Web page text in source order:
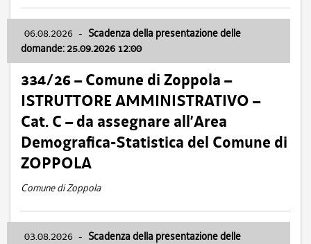
06.08.2026 - Scadenza della presentazione delle
domande: 25.09.2026 12:00
334/26 – Comune di Zoppola –
ISTRUTTORE AMMINISTRATIVO –
Cat. C – da assegnare all’Area
Demografica-Statistica del Comune di
ZOPPOLA
Comune di Zoppola
03.08.2026 - Scadenza della presentazione delle